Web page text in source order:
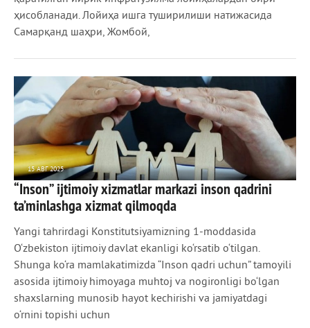
ҳисобланади. Лойиҳа ишга туширилиши натижасида
Самарқанд шаҳри, Жомбой,
15 АВГ 2025
902 0
“Inson” ijtimoiy xizmatlar markazi inson qadrini
ta’minlashga xizmat qilmoqda
Yangi tahrirdagi Konstitutsiyamizning 1-moddasida
O‘zbekiston ijtimoiy davlat ekanligi ko‘rsatib o‘tilgan.
Shunga ko‘ra mamlakatimizda “Inson qadri uchun” tamoyili
asosida ijtimoiy himoyaga muhtoj va nogironligi bo‘lgan
shaxslarning munosib hayot kechirishi va jamiyatdagi
o‘rnini topishi uchun